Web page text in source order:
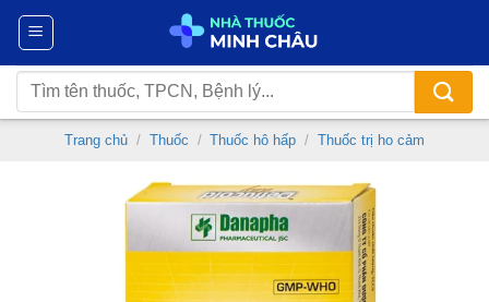
Chuyển
nội
dung
Tìm
kiếm:
Trang chủ / Thuốc / Thuốc hô hấp / Thuốc trị ho cảm